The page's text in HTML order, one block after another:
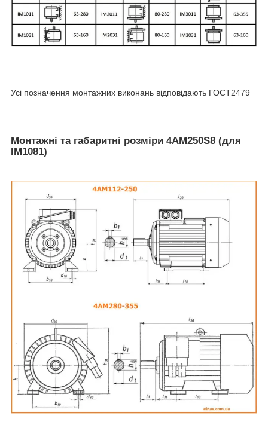
Усі позначення монтажних виконань відповідають ГОСТ2479
Монтажні та габаритні розміри 4АМ250S8 (для
IM1081)